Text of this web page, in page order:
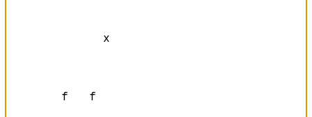
              x
        f   f